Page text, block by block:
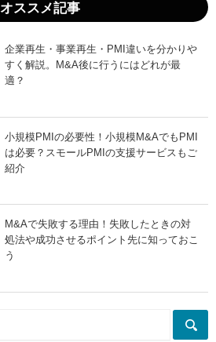
オススメ記事
企業再生・事業再生・PMI違いを分かりや
すく解説。M&A後に行うにはどれが最
適？
小規模PMIの必要性！小規模M&AでもPMI
は必要？スモールPMIの支援サービスもご
紹介
M&Aで失敗する理由！失敗したときの対
処法や成功させるポイント先に知っておこ
う